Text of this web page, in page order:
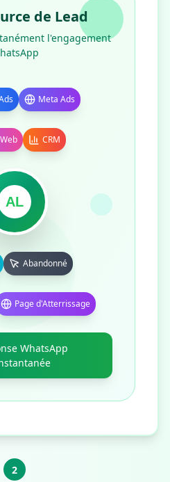
de Lead
l'engagement
Meta Ads
CRM
AL
Abandonné
Page d'Atterrissage
WhatsApp
2